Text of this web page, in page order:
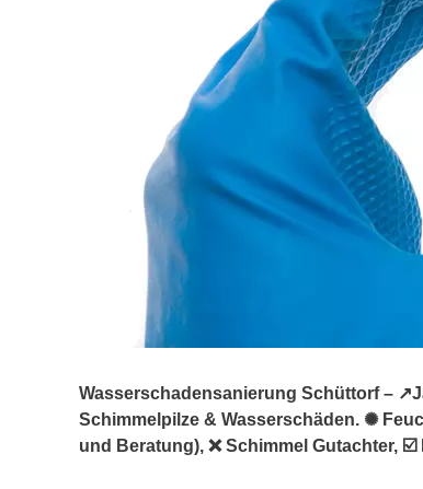
Wasserschadensanierung Schüttorf –
Schimmelpilze & Wasserschäden. ✺
und Beratung), ❌ Schimmel Gutachter,